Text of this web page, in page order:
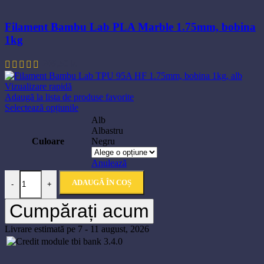
Filament Bambu Lab PLA Marble 1.75mm, bobina
1kg
Vizualizare rapidă
Adaugă la lista de produse favorite
Selectează opțiunileAcest
produs
multe
variații.
Opțiunile
pot
fi
alese
în
pagina
produsului.
Culoare
Alb
Albastru
Negru
Anulează
-
Cantitate Filament Bambu Lab TPU 95A HF 1.75mm, bobina 1kg,
+ ADAUGĂ ÎN COȘ
Cumpărați acum
Livrare estimată pe 7 - 11 august, 2026